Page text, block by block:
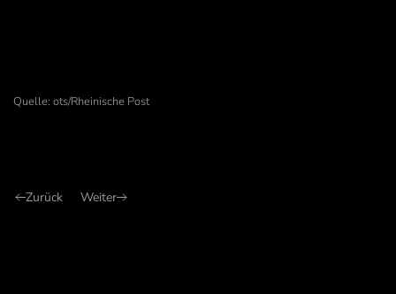
Quelle: ots/Rheinische Post
Zurück Weiter